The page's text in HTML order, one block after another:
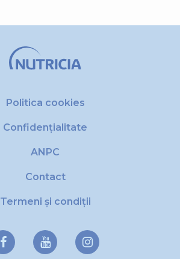
Politica cookies
Confidențialitate
ANPC
Contact
Termeni și condiții